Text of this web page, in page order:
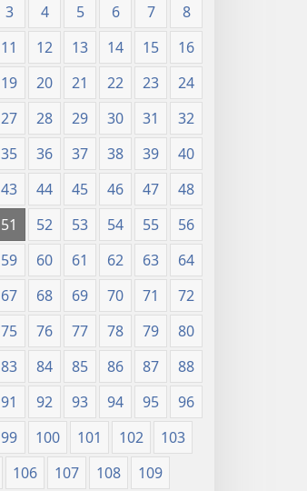
3 4 5 6 7
8
11 12 13 14 15
16
19 20 21 22 23
24
27 28 29 30 31
32
35 36 37 38 39
40
43 44 45 46 47
48
51 52 53 54 55
56
59 60 61 62 63
64
67 68 69 70 71
72
75 76 77 78 79
80
83 84 85 86 87
88
91 92 93 94 95
96
99 100 101 102
103
106 107 108
109